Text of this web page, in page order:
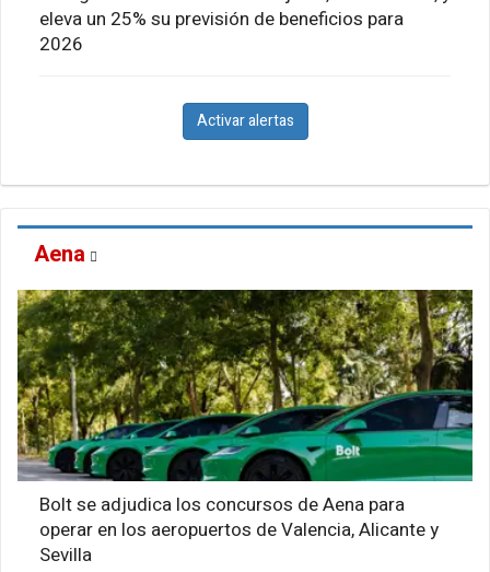
eleva un 25% su previsión de beneficios para
2026
Activar alertas
Aena
Bolt se adjudica los concursos de Aena para
operar en los aeropuertos de Valencia, Alicante y
Sevilla